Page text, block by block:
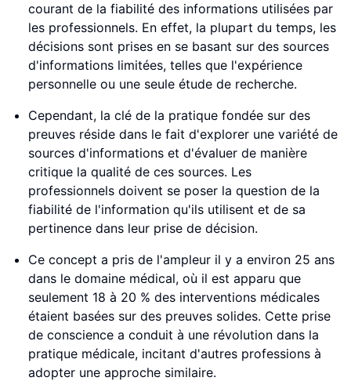
courant de la fiabilité des informations utilisées par
les professionnels. En effet, la plupart du temps, les
décisions sont prises en se basant sur des sources
d'informations limitées, telles que l'expérience
personnelle ou une seule étude de recherche.
Cependant, la clé de la pratique fondée sur des
preuves réside dans le fait d'explorer une variété de
sources d'informations et d'évaluer de manière
critique la qualité de ces sources. Les
professionnels doivent se poser la question de la
fiabilité de l'information qu'ils utilisent et de sa
pertinence dans leur prise de décision.
Ce concept a pris de l'ampleur il y a environ 25 ans
dans le domaine médical, où il est apparu que
seulement 18 à 20 % des interventions médicales
étaient basées sur des preuves solides. Cette prise
de conscience a conduit à une révolution dans la
pratique médicale, incitant d'autres professions à
adopter une approche similaire.